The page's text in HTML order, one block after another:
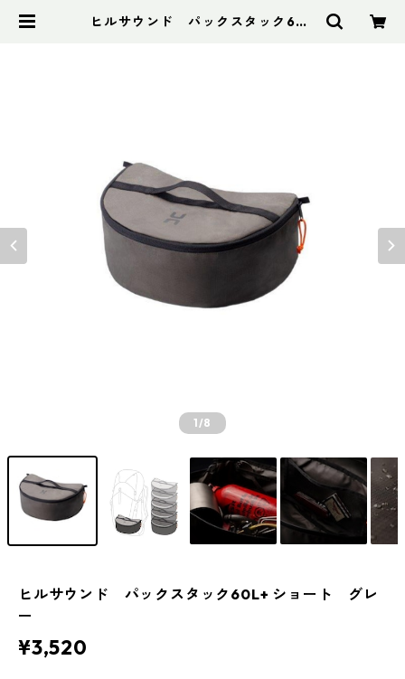
ヒルサウンド パックスタック60L
1/8
ヒルサウンド パックスタック60L+ ショート グレ
ー
¥3,520